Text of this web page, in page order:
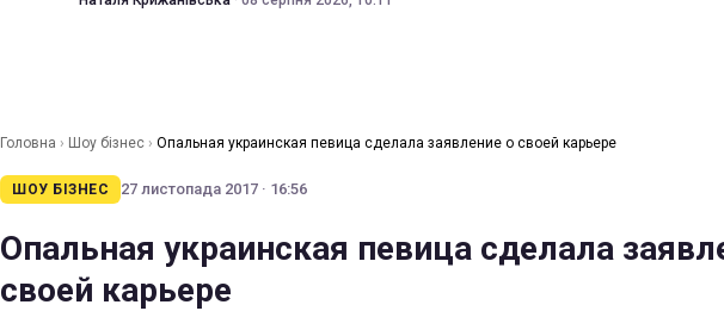
Головна › Шоу бізнес › Опальная украинская певица сделала заявление о своей карьере
ШОУ БІЗНЕС 27 листопада 2017 · 16:56
Опальная украинская певица сделала
своей карьере